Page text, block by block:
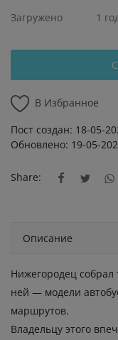
Загружено 1
В Избранное
Пост создан: 18-05-
Обновлено: 19-05-
Share:
Описание
Нижегородец
ней — модели
маршрутов.
Владельцу этого